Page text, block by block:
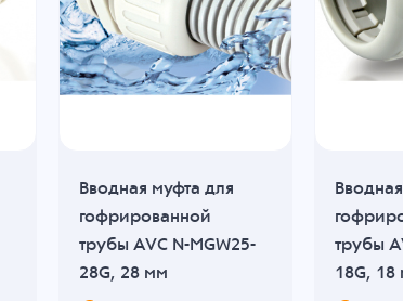
Вводная муфта для
гофрированной
трубы AVC N-MGW25-
28G, 28 мм
трубы
18G, 18